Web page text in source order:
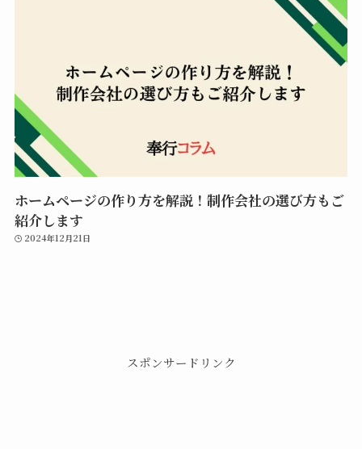
ホームページの作り方を解説！制作会社の選び方もご
紹介します
2024年12月21日
スポンサードリンク